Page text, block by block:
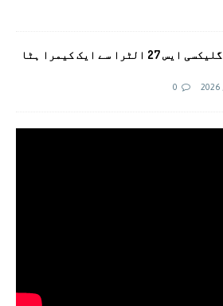
سام سنگ گلیکسی ایس 27 الٹرا سے ایک کیمرا ہٹا
0